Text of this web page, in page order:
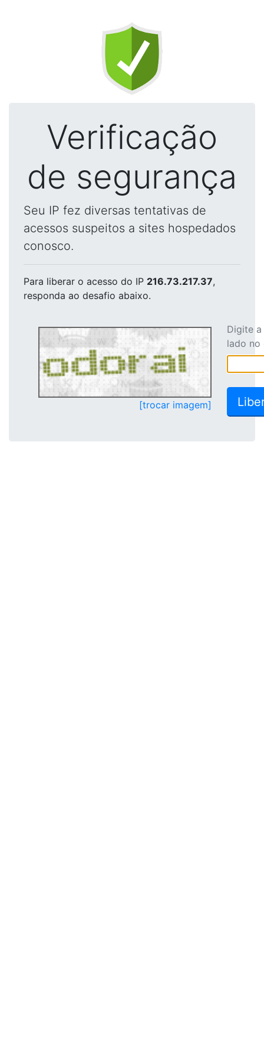
Verificação
de segurança
Seu IP fez diversas tentativas de
acessos suspeitos a sites hospedados
conosco.
Para liberar o acesso do IP 216.73.217.37,
responda ao desafio abaixo.
[trocar imagem]
Digite
lado no